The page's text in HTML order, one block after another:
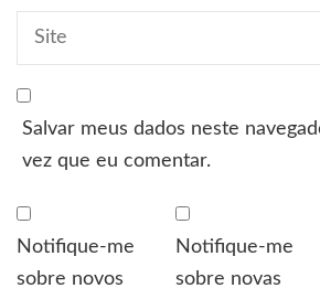
Salvar meus dados neste
vez que eu comentar.
Notifique-me
sobre novos
Notifique-me
sobre novas